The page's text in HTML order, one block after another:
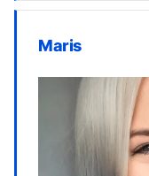
Maris